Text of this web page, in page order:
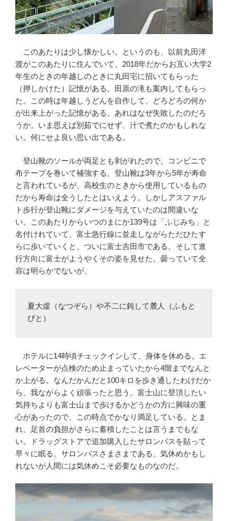
このあたりは少し懐かしい。というのも、以前丸田洋
渡がこのあたりに住んでいて、2018年だからお互い大学2
年生のときの年越しのときに丸田宅に招いてもらった
（押しかけた）記憶がある。田原の滝も案内してもらっ
た。この時は年越しうどんを自作して、どろどろの何か
が出来上がった記憶がある。あれはなぜ失敗したのだろ
うか。いま思えば別茹でにせず、汁で煮たのかもしれな
い。何にせよ良い思い出である。
登山靴のソールが両足とも剥がれたので、コンビニで
布テープを巻いて補強する。登山靴は3年から5年が寿命
と言われているが、高校生のときから使用しているもの
だから寿命は全うしたとはいえよう。しかしアスファル
ト歩行が登山靴にダメージを与えていたのは間違いな
い。このあたりからいつのまにか139号は「ふじみち」と
名付けれていて、富士急行線に並走しながらただひたす
らに歩いていくと、ついに富士吉田市である。そして進
行方向に富士がようやくその姿を見せた。曇っていて全
容は明らかでないが。
夏大虛（なつぞら）や不二に鈍して麓人（ふもと
びと）
ホテルに14時頃チェックインして、身体を休める。エ
レベーターが点検のため止まっていたから4階までなんと
か上がる。なんだかんだと100キロを歩き通したわけだか
ら、我ながらよく頑張ったと思う。富士山に登頂したい
気持ちよりも富士山まで歩けるかどうかの方に興味の重
心があったので、この時点でかなり満足している。とま
れ、足首の負担がさらに蓄積したことは言うまでもな
い。ドラッグストアで追加購入したサロンパスを貼って
早々に眠る。サロンパスさまさまである。気休めかもし
れないが人間には気休めこそ必要なものなのだ。